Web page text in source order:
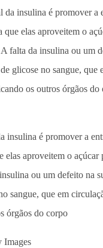
insulina é promover a
elas aproveitem o açúcar
ou um defeito na
sangue, que em
órgãos do corpo
Images